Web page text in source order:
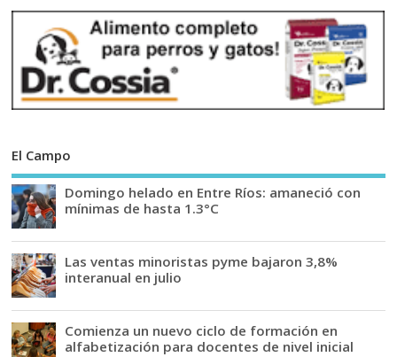
El Campo
Domingo helado en Entre Ríos: amaneció con
mínimas de hasta 1.3°C
Las ventas minoristas pyme bajaron 3,8%
interanual en julio
Comienza un nuevo ciclo de formación en
alfabetización para docentes de nivel inicial